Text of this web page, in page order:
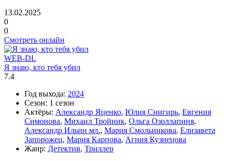
13.02.2025
0
0
Смотреть онлайн
WEB-DL
Я знаю, кто тебя убил
7.4
Год выхода: 2024
Сезон: 1 сезон
Актёры: Александр Яценко, Юлия Снигирь, Евгения
Симонова, Михаил Тройник, Ольга Озоллапиня,
Александр Ильин мл., Мария Смольникова, Елизавета
Запорожец, Мария Карпова, Агния Кузнецова
Жанр: Детектив, Триллер